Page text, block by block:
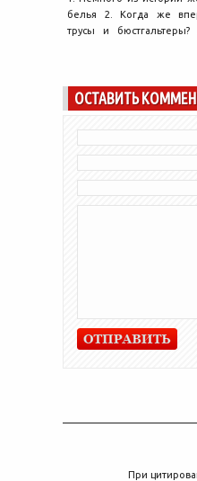
белья 2. Когда же
трусы и
ОСТАВИТЬ
При